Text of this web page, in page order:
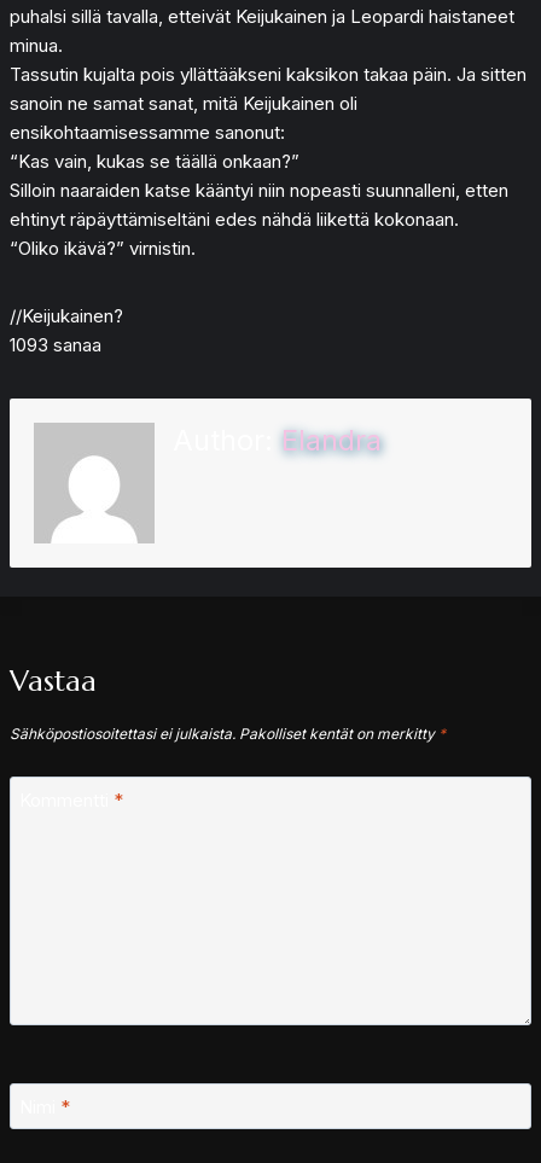
puhalsi sillä tavalla, etteivät Keijukainen ja Leopardi haistaneet
minua.
Tassutin kujalta pois yllättääkseni kaksikon takaa päin. Ja sitten
sanoin ne samat sanat, mitä Keijukainen oli
ensikohtaamisessamme sanonut:
“Kas vain, kukas se täällä onkaan?”
Silloin naaraiden katse kääntyi niin nopeasti suunnalleni, etten
ehtinyt räpäyttämiseltäni edes nähdä liikettä kokonaan.
“Oliko ikävä?” virnistin.
//Keijukainen?
1093 sanaa
Elandra
Vastaa
Sähköpostiosoitettasi ei julkaista. Pakolliset kentät on merkitty *
*
*